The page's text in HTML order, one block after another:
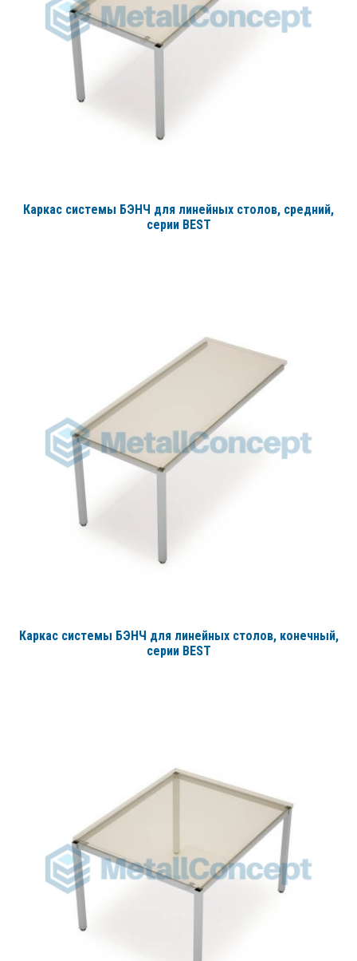
Каркас системы БЭНЧ для линейных столов, средний,
серии BEST
Каркас системы БЭНЧ для линейных столов, конечный,
серии BEST